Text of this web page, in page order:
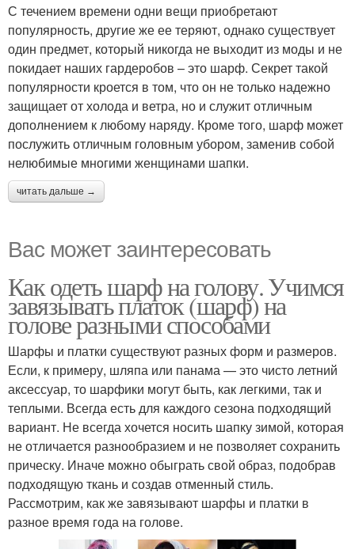
С течением времени одни вещи приобретают
популярность, другие же ее теряют, однако существует
один предмет, который никогда не выходит из моды и не
покидает наших гардеробов – это шарф. Секрет такой
популярности кроется в том, что он не только надежно
защищает от холода и ветра, но и служит отличным
дополнением к любому наряду. Кроме того, шарф может
послужить отличным головным убором, заменив собой
нелюбимые многими женщинами шапки.
читать дальше →
Вас может заинтересовать
Как одеть шарф на голову. Учимся
завязывать платок (шарф) на
голове разными способами
Шарфы и платки существуют разных форм и размеров.
Если, к примеру, шляпа или панама — это чисто летний
аксессуар, то шарфики могут быть, как легкими, так и
теплыми. Всегда есть для каждого сезона подходящий
вариант. Не всегда хочется носить шапку зимой, которая
не отличается разнообразием и не позволяет сохранить
прическу. Иначе можно обыграть свой образ, подобрав
подходящую ткань и создав отменный стиль.
Рассмотрим, как же завязывают шарфы и платки в
разное время года на голове.